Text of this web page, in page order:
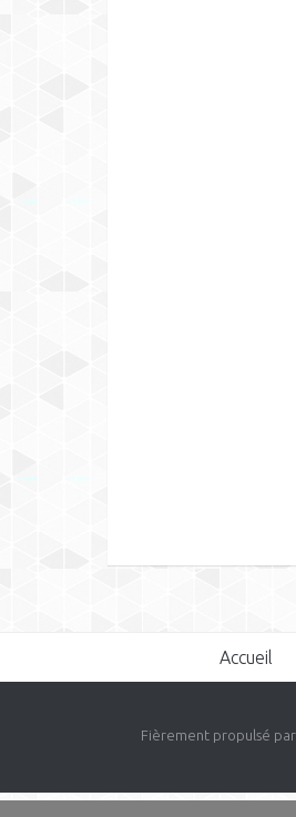
Accueil
Fièrement propulsé par